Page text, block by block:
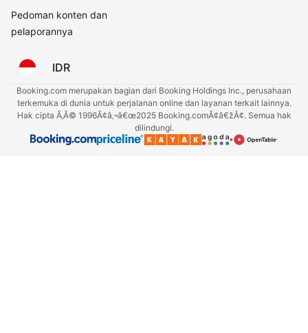
Pedoman konten dan
pelaporannya
IDR
Booking.com merupakan bagian dari Booking Holdings Inc., perusahaan
terkemuka di dunia untuk perjalanan online dan layanan terkait lainnya.
Hak cipta Ã‚Â© 1996Ã¢â‚¬â€œ2025 Booking.comÃ¢â€žÂ¢. Semua hak
dilindungi.